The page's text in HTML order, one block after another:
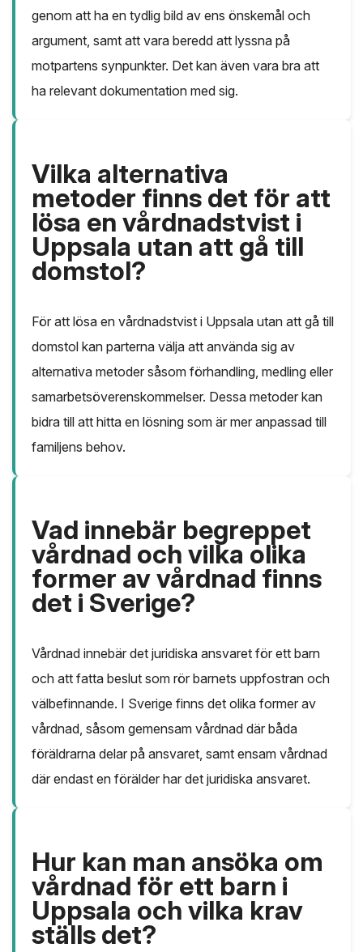
genom att ha en tydlig bild av ens önskemål och
argument, samt att vara beredd att lyssna på
motpartens synpunkter. Det kan även vara bra att
ha relevant dokumentation med sig.
Vilka alternativa
metoder finns det för att
lösa en vårdnadstvist i
Uppsala utan att gå till
domstol?
För att lösa en vårdnadstvist i Uppsala utan att gå till
domstol kan parterna välja att använda sig av
alternativa metoder såsom förhandling, medling eller
samarbetsöverenskommelser. Dessa metoder kan
bidra till att hitta en lösning som är mer anpassad till
familjens behov.
Vad innebär begreppet
vårdnad och vilka olika
former av vårdnad finns
det i Sverige?
Vårdnad innebär det juridiska ansvaret för ett barn
och att fatta beslut som rör barnets uppfostran och
välbefinnande. I Sverige finns det olika former av
vårdnad, såsom gemensam vårdnad där båda
föräldrarna delar på ansvaret, samt ensam vårdnad
där endast en förälder har det juridiska ansvaret.
Hur kan man ansöka om
vårdnad för ett barn i
Uppsala och vilka krav
ställs det?